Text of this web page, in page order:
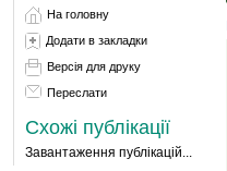
На головну
Додати в закладки
Версія для друку
Переслати
Схожі публікації
Завантаження публікацій...